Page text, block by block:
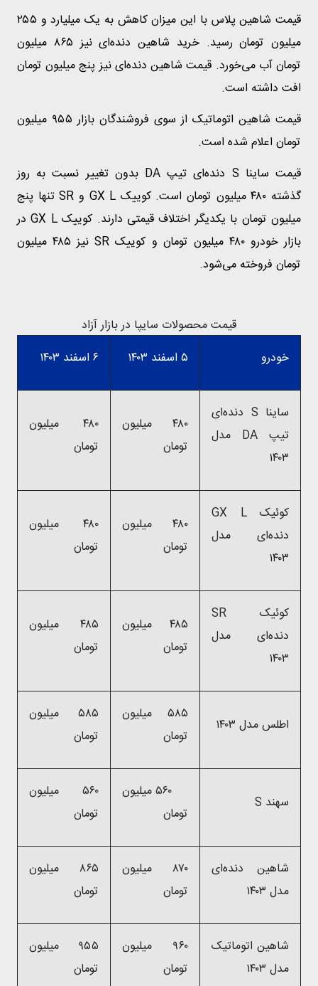
قیمت شاهین پلاس با این میزان کاهش به یک میلیارد و ۲۵۵
میلیون تومان رسید. خرید شاهین دنده‌ای نیز ۸۶۵ میلیون
تومان آب می‌خورد. قیمت شاهین دنده‌ای نیز پنج میلیون تومان
افت داشته است.
قیمت شاهین اتوماتیک از سوی فروشندگان بازار ۹۵۵ میلیون
تومان اعلام شده است.
قیمت ساینا S دنده‌ای تیپ DA بدون تغییر نسبت به روز
گذشته ۴۸۰ میلیون تومان است. کوییک GX L و SR تنها پنج
میلیون تومان با یکدیگر اختلاف قیمتی دارند. کوییک GX L در
بازار خودرو ۴۸۰ میلیون تومان و کوییک SR نیز ۴۸۵ میلیون
تومان فروخته می‌شود.
قیمت محصولات سایپا در بازار آزاد
خودرو
۵ اسفند ۱۴۰۳ ۶ اسفند ۱۴۰۳
ساینا S دنده‌ای
تیپ DA مدل
۱۴۰۳
۴۸۰ میلیون
تومان
۴۸۰ میلیون
تومان
کوئیک GX L
دنده‌ای مدل
۱۴۰۳
۴۸۰ میلیون
تومان
۴۸۰ میلیون
تومان
کوئیک SR
دنده‌ای مدل
۱۴۰۳
۴۸۵ میلیون
تومان
۴۸۵ میلیون
تومان
اطلس مدل ۱۴۰۳
۵۸۵ میلیون
تومان
۵۸۵ میلیون
تومان
سهند S
۵۶۰ میلیون
تومان
۵۶۰ میلیون
تومان
شاهین دنده‌ای
مدل ۱۴۰۳
۸۷۰ میلیون
تومان
۸۶۵ میلیون
تومان
شاهین اتوماتیک
مدل ۱۴۰۳
۹۶۰ میلیون
تومان
۹۵۵ میلیون
تومان